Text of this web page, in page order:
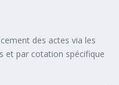
des actes via les
et par cotation spécifique